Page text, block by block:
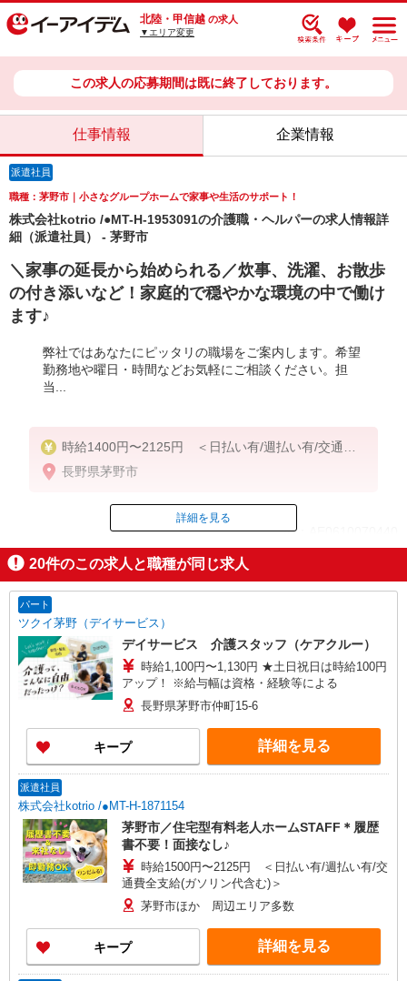
北陸・甲信越 の求人
▼エリア変更
この求人の応募期間は既に終了しております。
仕事情報 企業情報
派遣社員
職種：茅野市｜小さなグループホームで家事や生活のサポート！
株式会社kotrio /●MT-H-1953091の介護職・ヘルパーの求人情報詳
細（派遣社員） - 茅野市
＼家事の延長から始められる／炊事、洗濯、お散歩
の付き添いなど！家庭的で穏やかな環境の中で働け
ます♪
弊社ではあなたにピッタリの職場をご案内します。希望
勤務地や曜日・時間などお気軽にご相談ください。担
当...
時給1400円〜2125円 ＜日払い有/週払い有/交通費
全支給(ガソリン代含む)＞
長野県茅野市
ID：AE0610070440
掲載期間終了
詳細を見る
20件のこの求人と職種が同じ求人
パート
ツクイ茅野（デイサービス）
デイサービス 介護スタッフ（ケアクルー）
時給1,100円〜1,130円 ★土日祝日は時給100円
アップ！ ※給与幅は資格・経験等による
長野県茅野市仲町15-6
キープ 詳細を見る
派遣社員
株式会社kotrio /●MT-H-1871154
茅野市／住宅型有料老人ホームSTAFF＊履歴
書不要！面接なし♪
時給1500円〜2125円 ＜日払い有/週払い有/交
通費全支給(ガソリン代含む)＞
茅野市ほか 周辺エリア多数
キープ 詳細を見る